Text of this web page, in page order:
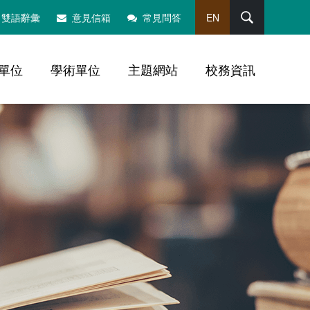
雙語辭彙 意見信箱 常見問答 EN
位 學術單位 主題網站 校務資訊